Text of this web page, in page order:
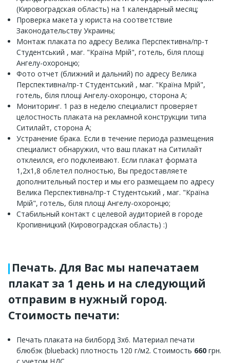
(Кировоградская область) на 1 календарный месяц;
Проверка макета у юриста на соответствие
Законодательству Украины;
Монтаж плаката по адресу Велика Перспективна/пр-т
Студентський , маг. "Країна Мрій", готель, біля площі
Ангелу-охоронцю;
Фото отчет (ближний и дальний) по адресу Велика
Перспективна/пр-т Студентський , маг. "Країна Мрій",
готель, біля площі Ангелу-охоронцю, сторона A;
Мониторинг. 1 раз в неделю специалист проверяет
целостность плаката на рекламной конструкции типа
Ситилайт, сторона A;
Устранение брака. Если в течение периода размещения
специалист обнаружил, что ваш плакат на Ситилайт
отклеился, его подклеивают. Если плакат формата
1,2х1,8 облетел полностью, Вы предоставляете
дополнительный постер и мы его размещаем по адресу
Велика Перспективна/пр-т Студентський , маг. "Країна
Мрій", готель, біля площі Ангелу-охоронцю;
Стабильный контакт с целевой аудиторией в городе
Кропивницкий (Кировоградская область) :)
Печать. Для Вас мы напечатаем
плакат за 1 день и на следующий
отправим в нужный город.
Стоимость печати:
Печать плаката на билборд 3х6. Материал печати
блюбэк (blueback) плотность 120 г/м2. Стоимость 660 грн.